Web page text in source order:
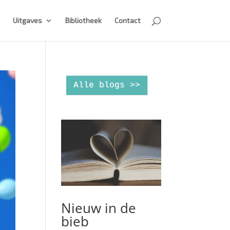
Uitgaves Bibliotheek Contact
Alle blogs >>
Nieuw in de
bieb